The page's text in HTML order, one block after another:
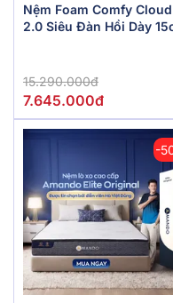
Nệm Foam Comfy Cloud
2.0 Siêu Đàn Hồi Dày
15.290.000đ
7.645.000đ
-